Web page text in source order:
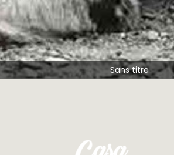
Sans titre